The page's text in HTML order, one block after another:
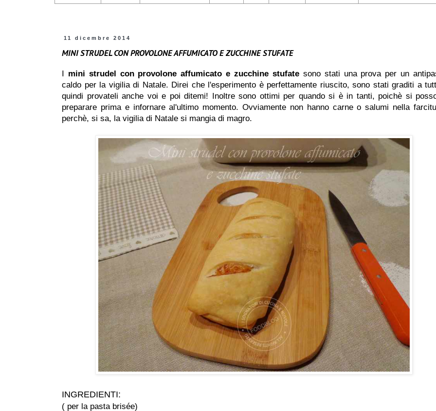
11 dicembre 2014
MINI STRUDEL CON PROVOLONE AFFUMICATO E ZUCCHINE STUFATE
I mini strudel con provolone affumicato e zucchine stufatesono stati una prova per un
caldo per la vigilia di Natale. Direi che l'esperimento è perfettamente riuscito, sono stati graditi a
quindi provateli anche voi e poi ditemi! Inoltre sono ottimi per quando si è in tanti, poichè si
preparare prima e infornare al'ultimo momento. Ovviamente non hanno carne o salumi nella
perchè, si sa, la vigilia di Natale si mangia di magro.
INGREDIENTI:
( per la pasta brisée)